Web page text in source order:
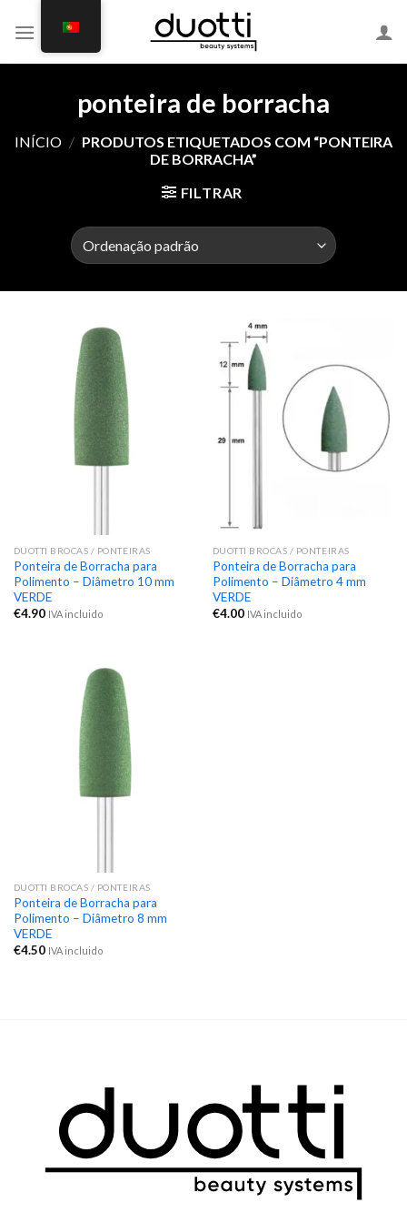
content
ponteira de borracha
INÍCIO / PRODUTOS ETIQUETADOS COM “PONTEIRA
DE BORRACHA”
FILTRAR
DUOTTI BROCAS / PONTEIRAS
Ponteira de Borracha para
Polimento – Diâmetro 10 mm
VERDE
€4.90 IVA incluido
DUOTTI BROCAS / PONTEIRAS
Ponteira de Borracha para
Polimento – Diâmetro 4 mm
VERDE
€4.00 IVA incluido
DUOTTI BROCAS / PONTEIRAS
Ponteira de Borracha para
Polimento – Diâmetro 8 mm
VERDE
€4.50 IVA incluido